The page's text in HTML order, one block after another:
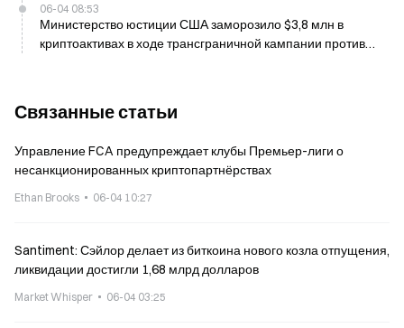
06-04 08:53
Министерство юстиции США заморозило $3,8 млн в
криптоактивах в ходе трансграничной кампании против
Связанные статьи
Управление FCA предупреждает клубы Премьер-лиги о
несанкционированных криптопартнёрствах
Ethan Brooks 06-04 10:27
Santiment: Сэйлор делает из биткоина нового козла отпущения,
ликвидации достигли 1,68 млрд долларов
Market Whisper 06-04 03:25